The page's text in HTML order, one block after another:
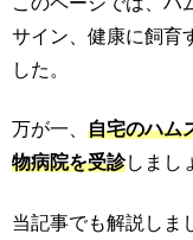
サイン、健康に飼育
した。
万が一、 自宅のハム
物病院を受診しまし
当記事でも解説しま